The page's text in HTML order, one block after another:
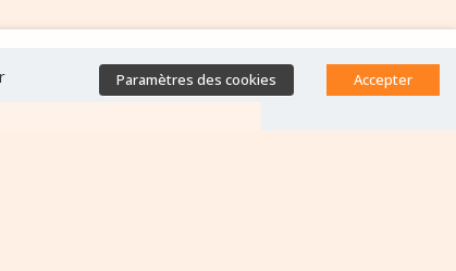
Paramètres des cookies Accepter